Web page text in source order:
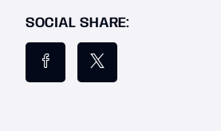
SOCIAL SHARE: